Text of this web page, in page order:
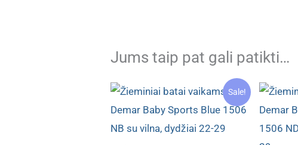
Jums taip pat gali patikti…
Sale!